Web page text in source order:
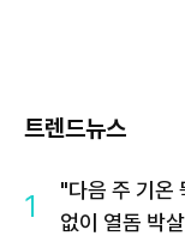
트렌드뉴스
1
"다음 주 기온
없이 열돔 박